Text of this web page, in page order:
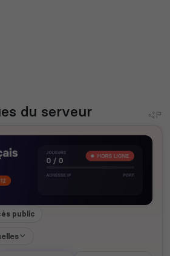
du serveur
public